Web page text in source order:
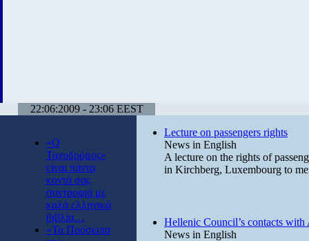
22:06:2009 - 23:06 EEST
«Ο
Ταχυδρόμος»
είναι πάντα
κοντά σας
συντροφιά με
καλά ελληνικά
βιβλία…
«Τα Πρόσωπα
Lecture on passengers rights
News in English
A lecture on the rights of
in Kirchberg, Luxembourg to
Hellenic Council’s contacts
News in English